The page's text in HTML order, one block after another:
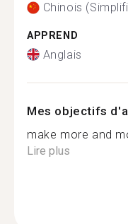
Chinois
APPREND
Anglais
Mes objectifs
make more and
Lire plus